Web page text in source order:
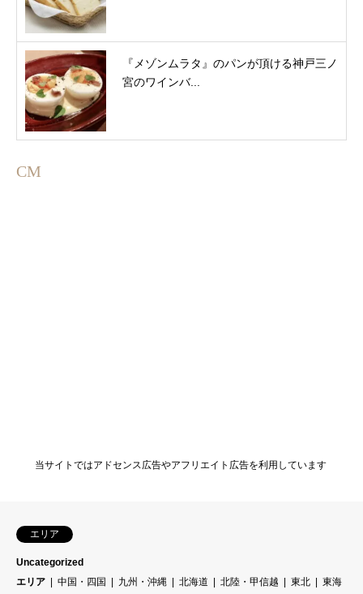
『メゾンムラタ』のパンが頂ける神戸三ノ
宮のワインバ...
CM
当サイトではアドセンス広告やアフリエイト広告を利用しています
エリア
Uncategorized
エリア
中国・四国 九州・沖縄 北海道 北陸・甲信越 東北
東海